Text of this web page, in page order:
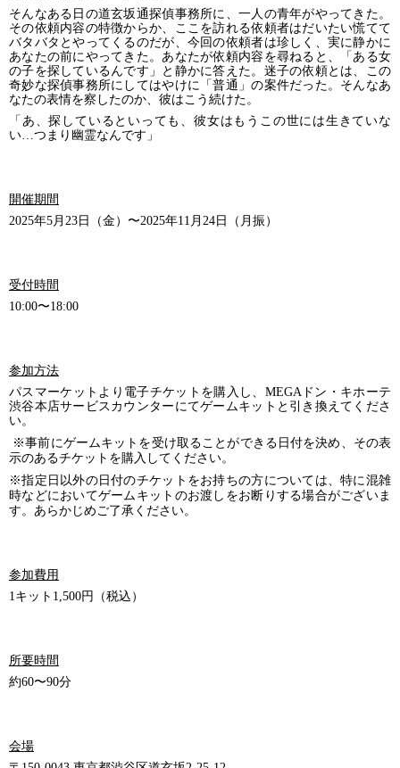
そんなある日の道玄坂通探偵事務所に、一人の青年がやってきた。
その依頼内容の特徴からか、ここを訪れる依頼者はだいたい慌てて
バタバタとやってくるのだが、今回の依頼者は珍しく、実に静かに
あなたの前にやってきた。あなたが依頼内容を尋ねると、「ある女
の子を探しているんです」と静かに答えた。迷子の依頼とは、この
奇妙な探偵事務所にしてはやけに「普通」の案件だった。そんなあ
なたの表情を察したのか、彼はこう続けた。
「あ、探しているといっても、彼女はもうこの世には生きていな
い…つまり幽霊なんです」
開催期間
2025年5月23日（金）〜2025年11月24日（月振）
受付時間
10:00〜18:00
参加方法
パスマーケットより電子チケットを購入し、MEGAドン・キホーテ
渋谷本店サービスカウンターにてゲームキットと引き換えてくださ
い。
※事前にゲームキットを受け取ることができる日付を決め、その表
示のあるチケットを購入してください。
※指定日以外の日付のチケットをお持ちの方については、特に混雑
時などにおいてゲームキットのお渡しをお断りする場合がございま
す。あらかじめご了承ください。
参加費用
1キット1,500円（税込）
所要時間
約60〜90分
会場